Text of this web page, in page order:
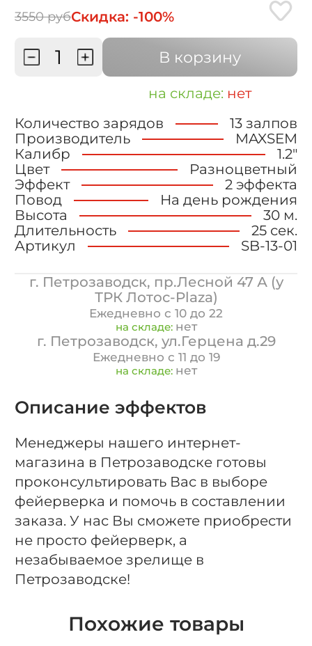
3550 рубСкидка: -100%
В корзину
на складе: нет
Количество зарядов
13 залпов
Производитель
MAXSEM
Калибр
1.2"
Цвет
Разноцветный
Эффект
2 эффекта
Повод
На день рождения
Высота
30 м.
Длительность
25 сек.
Артикул
SB-13-01
г. Петрозаводск, пр.Лесной 47 А (у
ТРК Лотос-Plaza)
Ежедневно с 10 до 22
на складе: нет
г. Петрозаводск, ул.Герцена д.29
Ежедневно с 11 до 19
на складе: нет
Описание эффектов
Менеджеры нашего интернет-
магазина в Петрозаводске готовы
проконсультировать Вас в выборе
фейерверка и помочь в составлении
заказа. У нас Вы сможете приобрести
не просто фейерверк, а
незабываемое зрелище в
Петрозаводске!
Похожие товары